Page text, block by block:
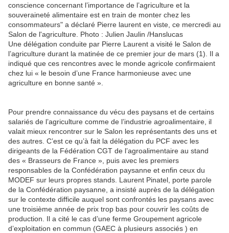
conscience concernant l’importance de l’agriculture et la
souveraineté alimentaire est en train de monter chez les
consommateurs" a déclaré Pierre laurent en viste, ce mercredi au
Salon de l'agriculture. Photo : Julien Jaulin /Hanslucas
Une délégation conduite par Pierre Laurent a visité le Salon de
l’agriculture durant la matinée de ce premier jour de mars (1). Il a
indiqué que ces rencontres avec le monde agricole confirmaient
chez lui « le besoin d’une France harmonieuse avec une
agriculture en bonne santé ».
Pour prendre connaissance du vécu des paysans et de certains
salariés de l’agriculture comme de l’industrie agroalimentaire, il
valait mieux rencontrer sur le Salon les représentants des uns et
des autres. C’est ce qu’à fait la délégation du PCF avec les
dirigeants de la Fédération CGT de l’agroalimentaire au stand
des « Brasseurs de France », puis avec les premiers
responsables de la Confédération paysanne et enfin ceux du
MODEF sur leurs propres stands. Laurent Pinatel, porte parole
de la Confédération paysanne, a insisté auprès de la délégation
sur le contexte difficile auquel sont confrontés les paysans avec
une troisième année de prix trop bas pour couvrir les coûts de
production. Il a cité le cas d’une ferme Groupement agricole
d’exploitation en commun (GAEC à plusieurs associés ) en